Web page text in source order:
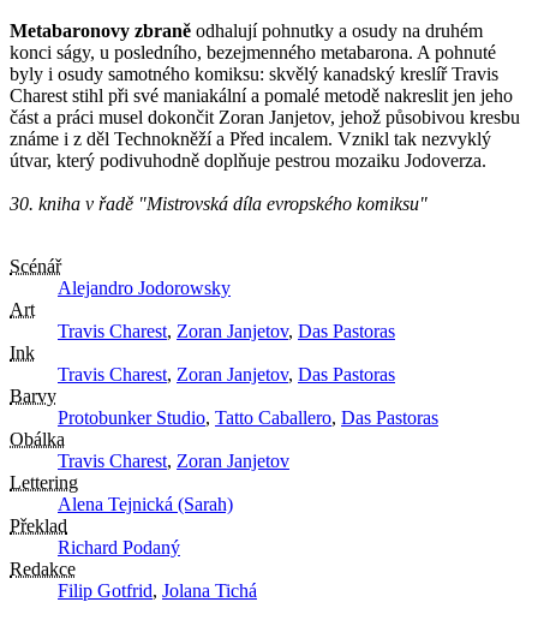
Metabaronovy zbraně odhalují pohnutky a osudy na druhém
konci ságy, u posledního, bezejmenného metabarona. A pohnuté
byly i osudy samotného komiksu: skvělý kanadský kreslíř Travis
Charest stihl při své maniakální a pomalé metodě nakreslit jen jeho
část a práci musel dokončit Zoran Janjetov, jehož působivou kresbu
známe i z děl Technokněží a Před incalem. Vznikl tak nezvyklý
útvar, který podivuhodně doplňuje pestrou mozaiku Jodoverza.
30. kniha v řadě "Mistrovská díla evropského komiksu"
Scénář
Alejandro Jodorowsky
Art
Travis Charest, Zoran Janjetov, Das Pastoras
Ink
Travis Charest, Zoran Janjetov, Das Pastoras
Barvy
Protobunker Studio, Tatto Caballero, Das Pastoras
Obálka
Travis Charest, Zoran Janjetov
Lettering
Alena Tejnická (Sarah)
Překlad
Richard Podaný
Redakce
Filip Gotfrid, Jolana Tichá